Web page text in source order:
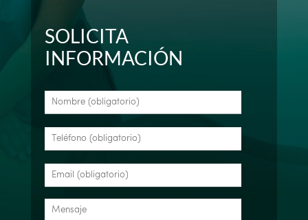
SOLICITA
INFORMACIÓN